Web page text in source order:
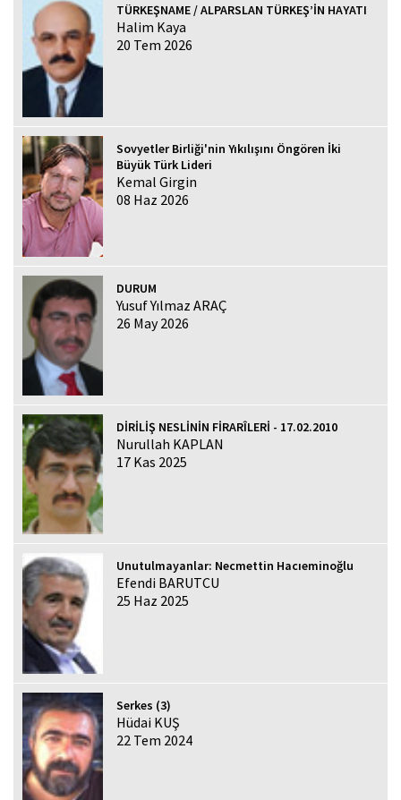
TÜRKEŞNAME / ALPARSLAN TÜRKEŞ’İN HAYATI
Halim Kaya
20 Tem 2026
Sovyetler Birliği'nin Yıkılışını Öngören İki
Büyük Türk Lideri
Kemal Girgin
08 Haz 2026
DURUM
Yusuf Yılmaz ARAÇ
26 May 2026
DİRİLİŞ NESLİNİN FİRARÎLERİ - 17.02.2010
Nurullah KAPLAN
17 Kas 2025
Unutulmayanlar: Necmettin Hacıeminoğlu
Efendi BARUTCU
25 Haz 2025
Serkes (3)
Hüdai KUŞ
22 Tem 2024